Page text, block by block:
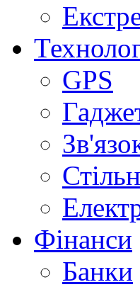
GPS
Фінанси
Банки